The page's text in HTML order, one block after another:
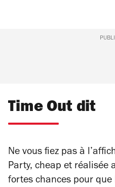
Time Out dit
Ne vous fiez pas à
Party, cheap et réalisée
fortes chances pour